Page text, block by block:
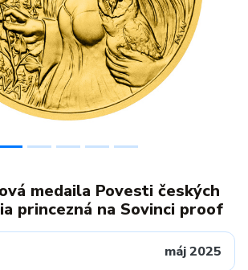
medaila Povesti českých
princezná na Sovinci proof
máj 2025